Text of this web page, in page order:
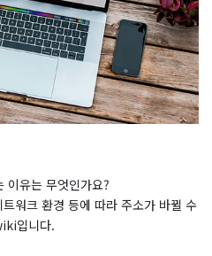
이유는 무엇인가요?
워크 환경 등에 따라 주소가 바뀔 수
입니다.